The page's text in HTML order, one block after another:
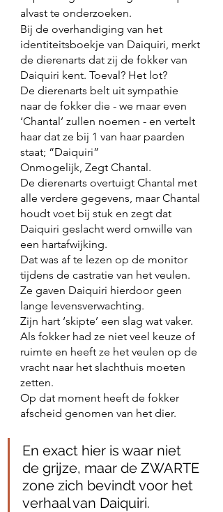
alvast te onderzoeken.
Bij de overhandiging van het
identiteitsboekje van Daiquiri, merkt
de dierenarts dat zij de fokker van
Daiquiri kent. Toeval? Het lot?
De dierenarts belt uit sympathie
naar de fokker die - we maar even
‘Chantal’ zullen noemen - en vertelt
haar dat ze bij 1 van haar paarden
staat; “Daiquiri”
Onmogelijk, Zegt Chantal.
De dierenarts overtuigt Chantal met
alle verdere gegevens, maar Chantal
houdt voet bij stuk en zegt dat
Daiquiri geslacht werd omwille van
een hartafwijking.
Dat was af te lezen op de monitor
tijdens de castratie van het veulen.
Ze gaven Daiquiri hierdoor geen
lange levensverwachting.
Zijn hart ‘skipte’ een slag wat vaker.
Als fokker had ze niet veel keuze of
ruimte en heeft ze het veulen op de
vracht naar het slachthuis moeten
zetten.
Op dat moment heeft de fokker
afscheid genomen van het dier.
En exact hier is waar niet
de grijze, maar de ZWARTE
zone zich bevindt voor het
verhaal van Daiquiri.